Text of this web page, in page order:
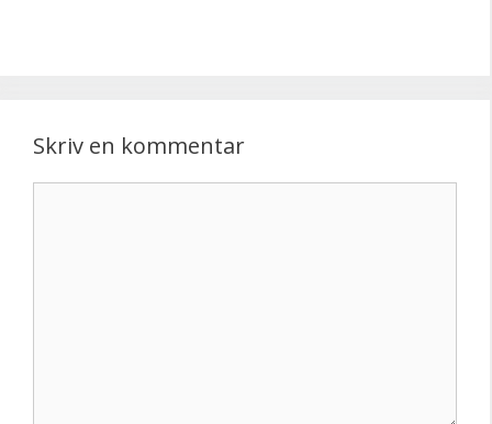
Skriv en kommentar